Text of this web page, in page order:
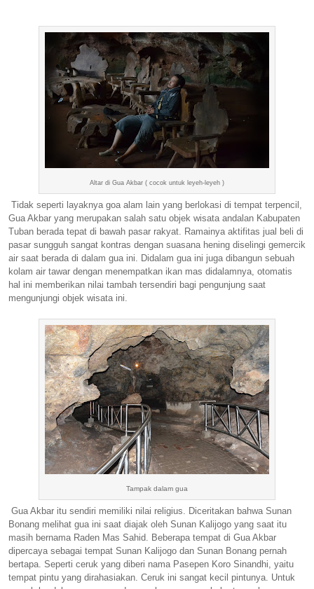
Altar di Gua Akbar ( cocok untuk leyeh-leyeh )
Tidak seperti layaknya goa alam lain yang berlokasi di tempat terpencil,
Gua Akbar yang merupakan salah satu objek wisata andalan Kabupaten
Tuban berada tepat di bawah pasar rakyat. Ramainya aktifitas jual beli di
pasar sungguh sangat kontras dengan suasana hening diselingi gemercik
air saat berada di dalam gua ini. Didalam gua ini juga dibangun sebuah
kolam air tawar dengan menempatkan ikan mas didalamnya, otomatis
hal ini memberikan nilai tambah tersendiri bagi pengunjung saat
mengunjungi objek wisata ini.
Tampak dalam gua
Gua Akbar itu sendiri memiliki nilai religius. Diceritakan bahwa Sunan
Bonang melihat gua ini saat diajak oleh Sunan Kalijogo yang saat itu
masih bernama Raden Mas Sahid. Beberapa tempat di Gua Akbar
dipercaya sebagai tempat Sunan Kalijogo dan Sunan Bonang pernah
bertapa. Seperti ceruk yang diberi nama Pasepen Koro Sinandhi, yaitu
tempat pintu yang dirahasiakan. Ceruk ini sangat kecil pintunya. Untuk